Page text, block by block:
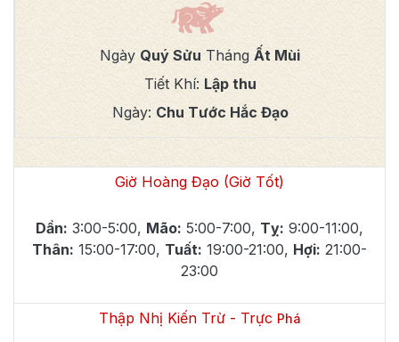
Ngày Quý Sửu Tháng Ất Mùi
Tiết Khí: Lập thu
Ngày: Chu Tước Hắc Đạo
Giờ Hoàng Đạo (Giờ Tốt)
Dần: 3:00-5:00, Mão: 5:00-7:00, Tỵ: 9:00-11:00,
Thân: 15:00-17:00, Tuất: 19:00-21:00, Hợi: 21:00-
23:00
Thập Nhị Kiến Trừ - Trực Phá